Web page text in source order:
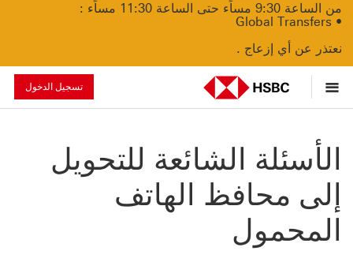
من الساعة 9:30 مساًء حتى الساعة 11:30 مساًء :
• Global Transfers
نعتذر عن أي إزعاج .
تسجيل الدخول
الأسئلة الشائعة للتحويل
إلى محافظ الهاتف
المحمول